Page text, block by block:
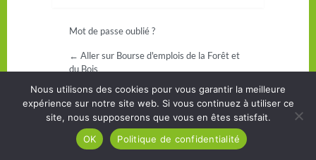
Mot de passe oublié ?
← Aller sur Bourse d'emplois de la Forêt et
du Bois
Nous utilisons des cookies pour vous garantir la meilleure
expérience sur notre site web. Si vous continuez à utiliser ce
site, nous supposerons que vous en êtes satisfait.
OK
Politique de confidentialité